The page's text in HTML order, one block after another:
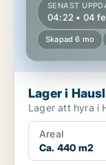
SENAST
04:22 • 04
Skapad 6 mo
Lager i
Lager att hyra i
Areal
Ca. 440 m2